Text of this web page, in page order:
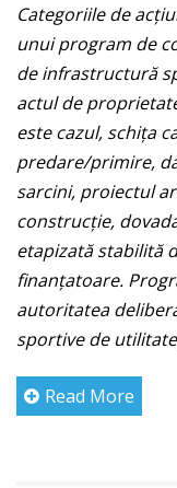
Categoriile de
unui program de
de infrastructură
actul de
este cazul, schiţa
predare/primire,
sarcini, proiectul
construcţie,
etapizată stabilită
finanţatoare.
autoritatea
sportive de
Read More